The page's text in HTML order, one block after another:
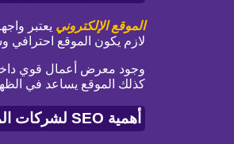
الموقع الإلكتروني يعتبر
لازم يكون الموقع
وجود معرض أعمال قوي داخل
كذلك الموقع يساعد في
أهمية SEO لشركات المقاولات